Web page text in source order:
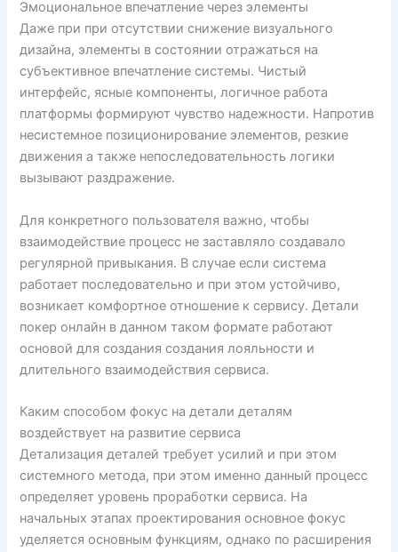
Эмоциональное впечатление через элементы
Даже при при отсутствии снижение визуального
дизайна, элементы в состоянии отражаться на
субъективное впечатление системы. Чистый
интерфейс, ясные компоненты, логичное работа
платформы формируют чувство надежности. Напротив
несистемное позиционирование элементов, резкие
движения а также непоследовательность логики
вызывают раздражение.
Для конкретного пользователя важно, чтобы
взаимодействие процесс не заставляло создавало
регулярной привыкания. В случае если система
работает последовательно и при этом устойчиво,
возникает комфортное отношение к сервису. Детали
покер онлайн в данном таком формате работают
основой для создания создания лояльности и
длительного взаимодействия сервиса.
Каким способом фокус на детали деталям
воздействует на развитие сервиса
Детализация деталей требует усилий и при этом
системного метода, при этом именно данный процесс
определяет уровень проработки сервиса. На
начальных этапах проектирования основное фокус
уделяется основным функциям, однако по расширения